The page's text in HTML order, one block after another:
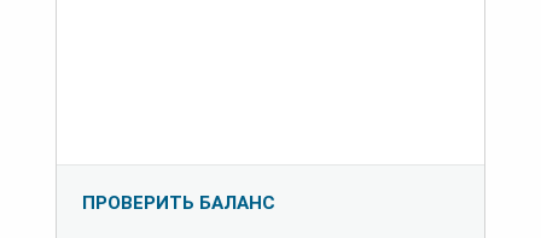
ПРОВЕРИТЬ БАЛАНС